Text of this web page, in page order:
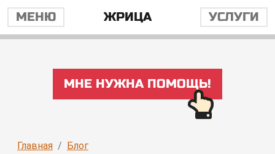
МЕНЮ ЖРИЦА УСЛУГИ
МНЕ НУЖНА ПОМОЩЬ!
Главная
Блог